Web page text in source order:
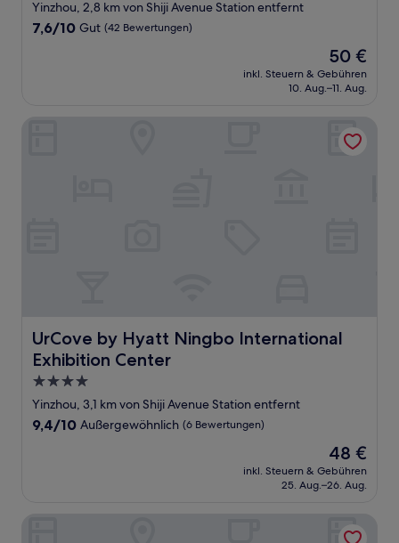
Sterne-
Unterkunft
Yinzhou, 2,8 km von Shiji Avenue Station entfernt
7.6
7,6/10 Gut (42 Bewertungen)
Der
Preis
beträgt
50 €
inkl. Steuern & Gebühren
10. Aug.–11. Aug.
UrCove by Hyatt Ningbo International
Exhibition Center
UrCove by Hyatt Ningbo International Exhibition Center
4.0-
Sterne-
Unterkunft
Yinzhou, 3,1 km von Shiji Avenue Station entfernt
9.4
9,4/10 Außergewöhnlich (6 Bewertungen)
Der
Preis
beträgt
48 €
inkl. Steuern & Gebühren
25. Aug.–26. Aug.
UrCove by Hyatt Ningbo International Exhibition Center